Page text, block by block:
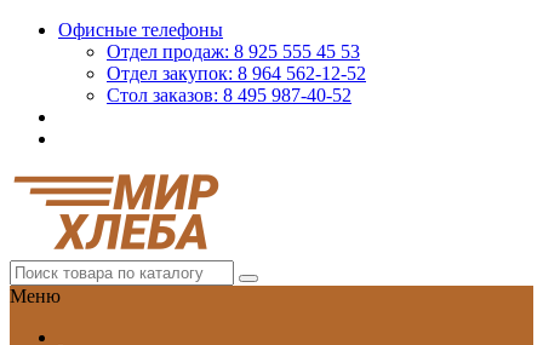
Офисные телефоны
Отдел продаж: 8 925 555 45 53
Отдел закупок: 8 964 562-12-52
Стол заказов: 8 495 987-40-52
Меню